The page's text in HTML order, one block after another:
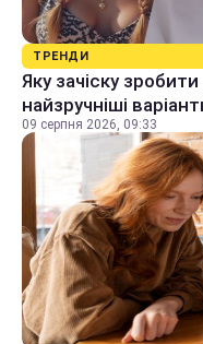
ТРЕНДИ
Яку зачіску
найзручніші
09 серпня 2026, 09:33